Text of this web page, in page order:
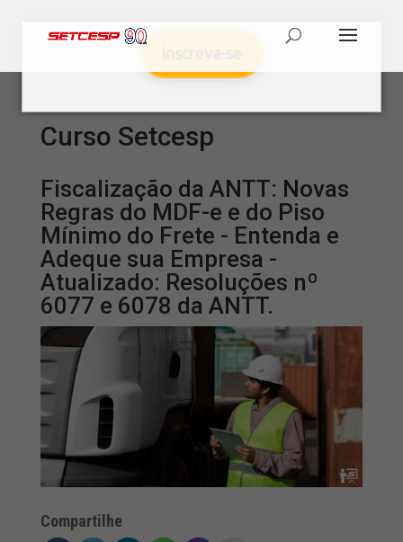
Curso Setcesp
Fiscalização da ANTT: Novas
Regras do MDF-e e do Piso
Mínimo do Frete - Entenda e
Adeque sua Empresa -
Atualizado: Resoluções nº
6077 e 6078 da ANTT.
Compartilhe